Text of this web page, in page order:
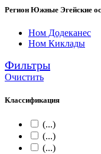
Регион Южные Эгейские
Ном Додеканес
Ном Киклады
Фильтры
Очистить
Классификация
(...)
(...)
(...)